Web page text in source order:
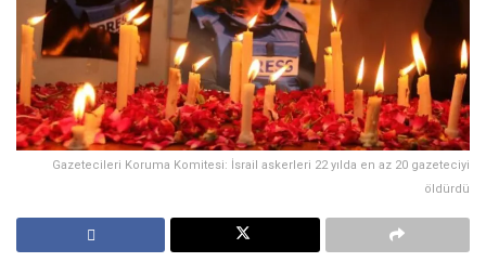
Gazetecileri Koruma Komitesi: İsrail askerleri 22 yılda en az 20 gazeteciyi
öldürdü